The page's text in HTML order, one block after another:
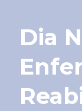
Dia